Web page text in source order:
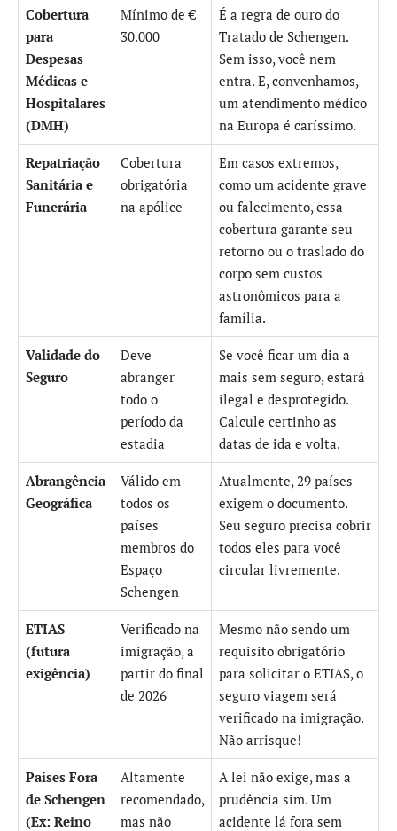
Cobertura
para
Despesas
Médicas e
Hospitalares
(DMH)
Mínimo de €
30.000
É a regra de ouro do
Tratado de Schengen.
Sem isso, você nem
entra. E, convenhamos,
um atendimento médico
na Europa é caríssimo.
Repatriação
Sanitária e
Funerária
Cobertura
obrigatória
na apólice
Em casos extremos,
como um acidente grave
ou falecimento, essa
cobertura garante seu
retorno ou o traslado do
corpo sem custos
astronômicos para a
família.
Validade do
Seguro
Deve
abranger
todo o
período da
estadia
Se você ficar um dia a
mais sem seguro, estará
ilegal e desprotegido.
Calcule certinho as
datas de ida e volta.
Abrangência
Geográfica
Válido em
todos os
países
membros do
Espaço
Schengen
Atualmente, 29 países
exigem o documento.
Seu seguro precisa cobrir
todos eles para você
circular livremente.
ETIAS
(futura
exigência)
Verificado na
imigração, a
partir do final
de 2026
Mesmo não sendo um
requisito obrigatório
para solicitar o ETIAS, o
seguro viagem será
verificado na imigração.
Não arrisque!
Países Fora
de Schengen
(Ex: Reino
Altamente
recomendado,
mas não
A lei não exige, mas a
prudência sim. Um
acidente lá fora sem